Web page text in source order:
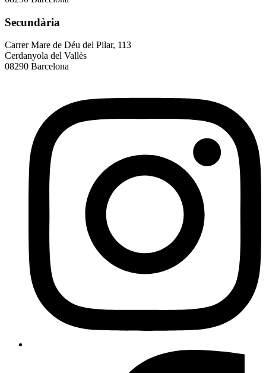
Secundària
Carrer Mare de Déu del Pilar, 113
Cerdanyola del Vallès
08290 Barcelona